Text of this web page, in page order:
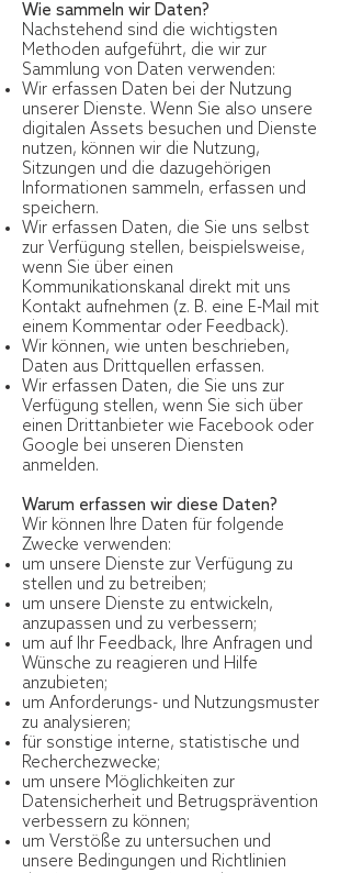
Wie sammeln wir Daten?
Nachstehend sind die wichtigsten
Methoden aufgeführt, die wir zur
Sammlung von Daten verwenden:
Wir erfassen Daten bei der Nutzung
unserer Dienste. Wenn Sie also unsere
digitalen Assets besuchen und Dienste
nutzen, können wir die Nutzung,
Sitzungen und die dazugehörigen
Informationen sammeln, erfassen und
speichern.
Wir erfassen Daten, die Sie uns selbst
zur Verfügung stellen, beispielsweise,
wenn Sie über einen
Kommunikationskanal direkt mit uns
Kontakt aufnehmen (z. B. eine E-Mail mit
einem Kommentar oder Feedback).
Wir können, wie unten beschrieben,
Daten aus Drittquellen erfassen.
Wir erfassen Daten, die Sie uns zur
Verfügung stellen, wenn Sie sich über
einen Drittanbieter wie Facebook oder
Google bei unseren Diensten
anmelden.
Warum erfassen wir diese Daten?
Wir können Ihre Daten für folgende
Zwecke verwenden:
um unsere Dienste zur Verfügung zu
stellen und zu betreiben;
um unsere Dienste zu entwickeln,
anzupassen und zu verbessern;
um auf Ihr Feedback, Ihre Anfragen und
Wünsche zu reagieren und Hilfe
anzubieten;
um Anforderungs- und Nutzungsmuster
zu analysieren;
für sonstige interne, statistische und
Recherchezwecke;
um unsere Möglichkeiten zur
Datensicherheit und Betrugsprävention
verbessern zu können;
um Verstöße zu untersuchen und
unsere Bedingungen und Richtlinien